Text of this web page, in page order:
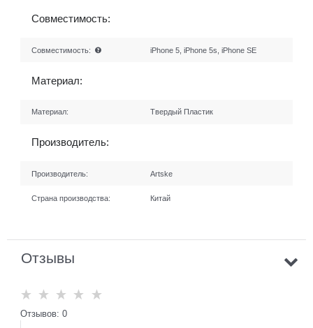
Совместимость:
Совместимость: iPhone 5, iPhone 5s, iPhone SE
Материал:
Материал: Твердый Пластик
Производитель:
Производитель: Artske
Страна производства: Китай
Отзывы
Отзывов: 0